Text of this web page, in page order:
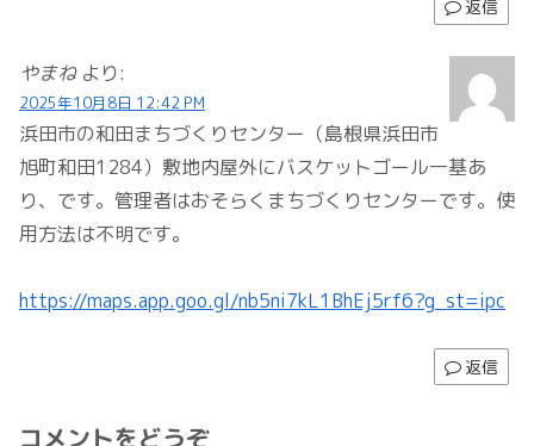
返信
やまね より:
2025年10月8日 12:42 PM
浜田市の和田まちづくりセンター（島根県浜田市
旭町和田1284）敷地内屋外にバスケットゴール一基あ
り、です。管理者はおそらくまちづくりセンターです。使
用方法は不明です。
https://maps.app.goo.gl/nb5ni7kL1BhEj5rf6?g_st=ipc
返信
コメントをどうぞ